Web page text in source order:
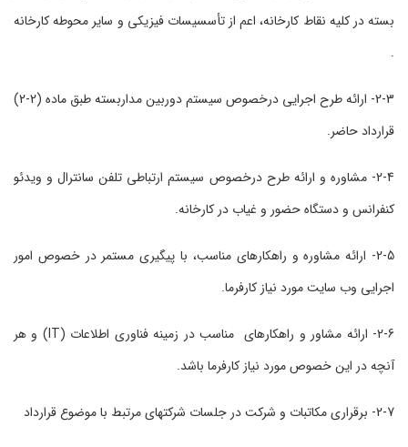
بسته در کلیه نقاط کارخانه، اعم از تأسسیسات فیزیکی و سایر محوطه کارخانه
.
2-3- ارائه طرح اجرایی درخصوص سیستم دوربین مداربسته طبق ماده (2-2)
قرارداد حاضر.
2-4- مشاوره و ارائه طرح درخصوص سیستم ارتباطی تلفن سانترال و ویدئو
کنفرانس و دستگاه حضور و غیاب در کارخانه.
2-5- ارائه مشاوره و راهکارهای مناسب، با پیگیری مستمر در خصوص امور
اجرایی وب سایت مورد نیاز کارفرما.
2-6- ارائه مشاور و راهکارهای مناسب در زمینه فناوری اطلاعات (IT) و هر
آنچه در این خصوص مورد نیاز کارفرما باشد.
2-7- برقراری مکاتبات و شرکت در جلسات شرکتهای مرتبط با موضوع قرارداد